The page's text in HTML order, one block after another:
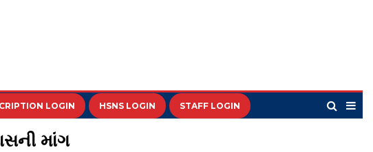
LOGIN HSNS LOGIN STAFF LOGIN
માંગ